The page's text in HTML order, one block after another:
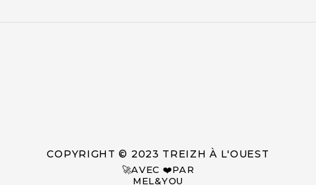
COPYRIGHT © 2023 TREIZH À L'OUEST
🚀AVEC ❤️PAR
MEL&YOU